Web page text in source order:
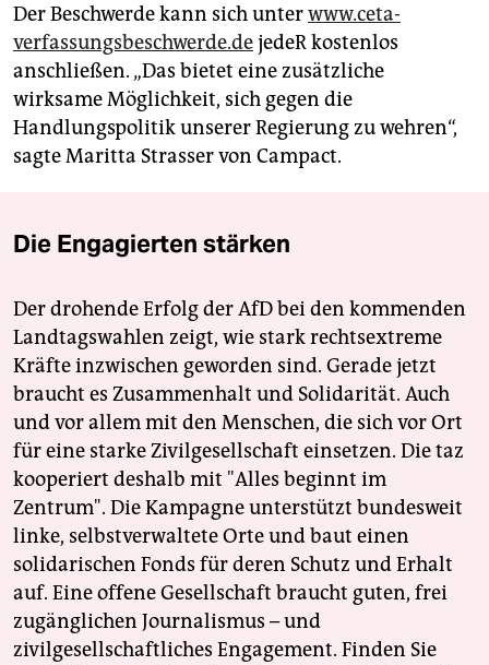
Der Beschwerde kann sich unterwww.ceta-
verfassungsbeschwerde.dejedeR kostenlos
anschließen. „Das bietet eine zusätzliche
wirksame Möglichkeit, sich gegen die
Handlungspolitik unserer Regierung zu wehren“,
sagte Maritta Strasser von Campact.
Die Engagierten stärken
Der drohende Erfolg der AfD bei den kommenden
Landtagswahlen zeigt, wie stark rechtsextreme
Kräfte inzwischen geworden sind. Gerade jetzt
braucht es Zusammenhalt und Solidarität. Auch
und vor allem mit den Menschen, die sich vor Ort
für eine starke Zivilgesellschaft einsetzen. Die taz
kooperiert deshalb mit "Alles beginnt im
Zentrum". Die Kampagne unterstützt bundesweit
linke, selbstverwaltete Orte und baut einen
solidarischen Fonds für deren Schutz und Erhalt
auf. Eine offene Gesellschaft braucht guten, frei
zugänglichen Journalismus – und
zivilgesellschaftliches Engagement. Finden Sie